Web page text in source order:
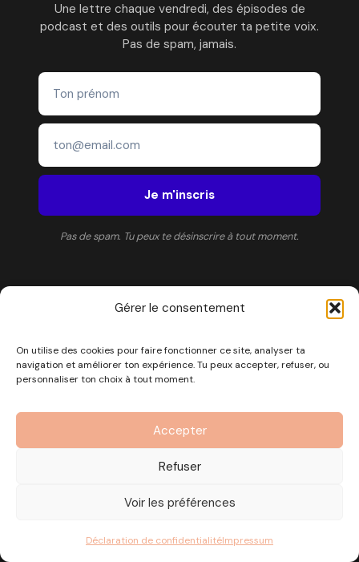
Gérer le consentement
On utilise des cookies pour faire fonctionner ce site, analyser ta
navigation et améliorer ton expérience. Tu peux accepter, refuser, ou
personnaliser ton choix à tout moment.
Accepter
Refuser
Voir les préférences
Déclaration de confidentialitéImpressum
Une lettre chaque vendredi, des épisodes de
podcast et des outils pour écouter ta petite voix.
Pas de spam, jamais.
Je m'inscris
Pas de spam. Tu peux te désinscrire à tout moment.
Encourager chacun à oser écouter sa petite voix.